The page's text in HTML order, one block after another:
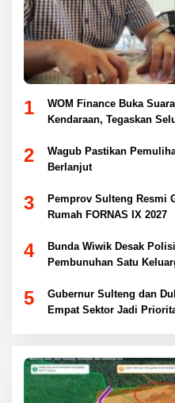
1
WOM Finance Buka
Kendaraan, Tegaskan
2
Wagub Pastikan
Berlanjut
3
Pemprov Sulteng Resmi
Rumah FORNAS IX 2027
4
Bunda Wiwik Desak
Pembunuhan Satu
5
Gubernur Sulteng dan
Empat Sektor Jadi